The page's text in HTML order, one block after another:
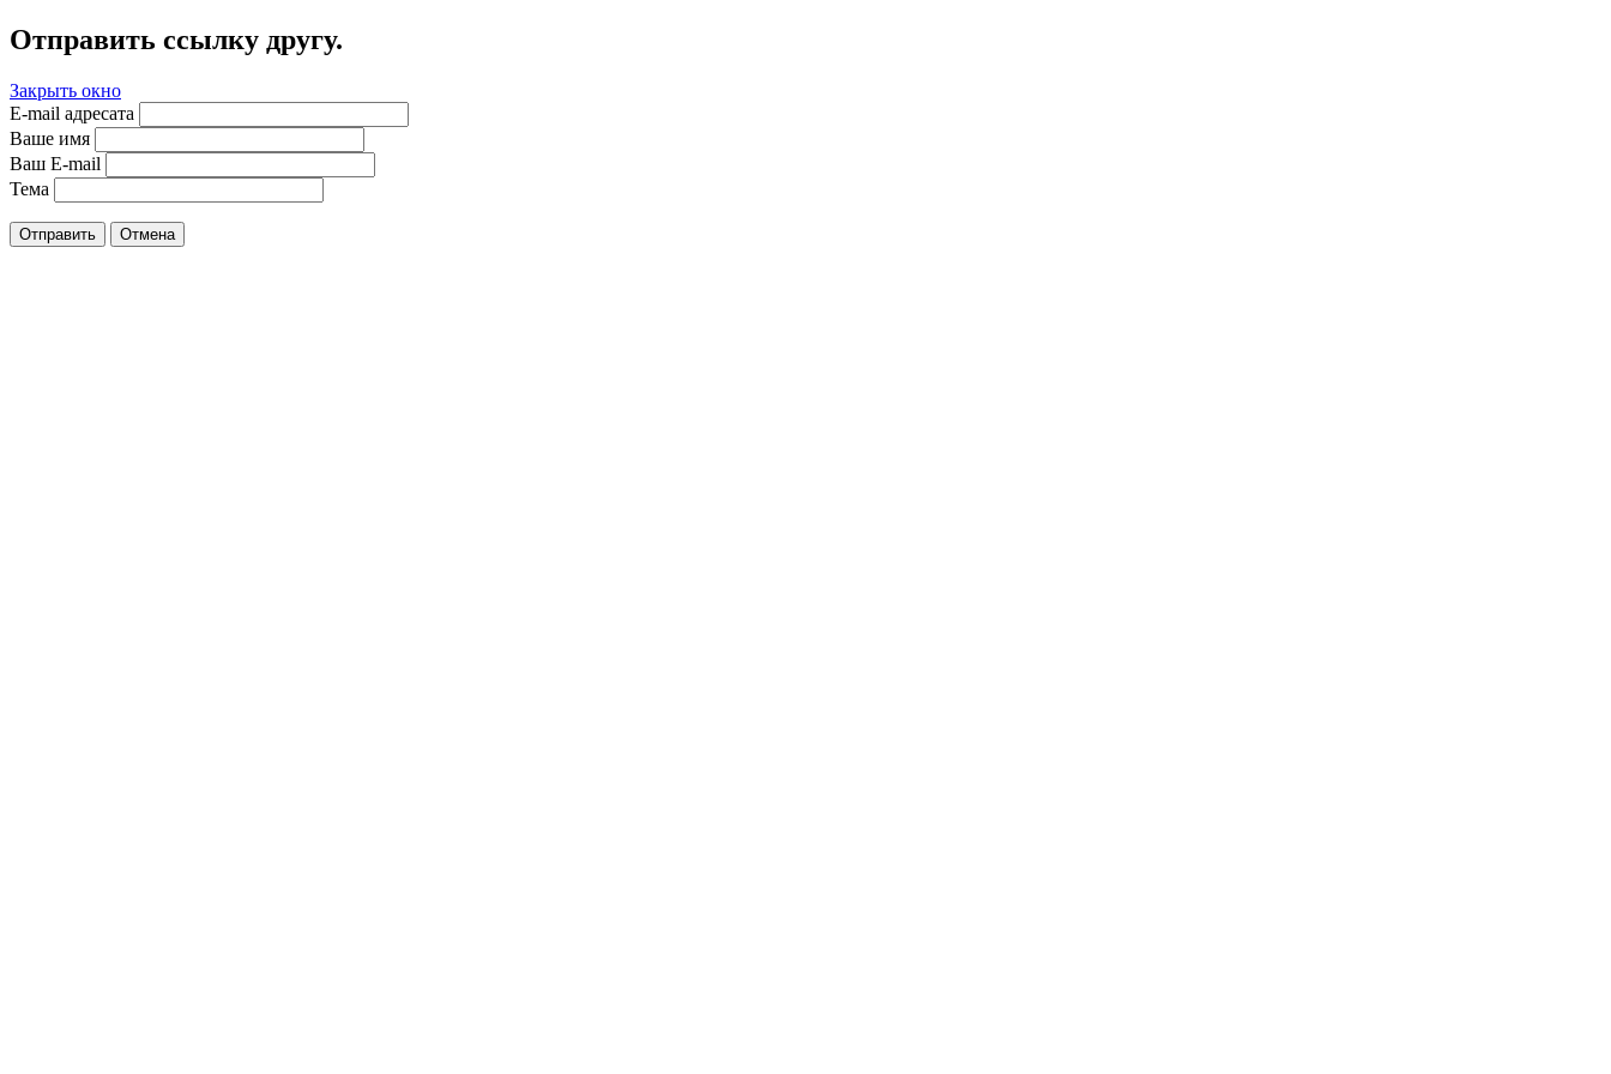
Отправить ссылку другу.
Закрыть окно
E-mail адресата
Ваше имя
Ваш E-mail
Тема
Отправить Отмена